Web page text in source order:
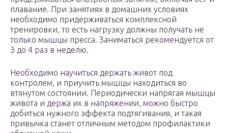
плавание. При занятиях в домашних условиях
необходимо придерживаться комплексной
тренировки, то есть нагрузку должны получать не
только мышцы пресса. Заниматься рекомендуется от
3 до 4 раз в неделю.
Необходимо научиться держать живот под
контролем, и приучить мышцы находиться во
втянутом состоянии. Периодически напрягая мышцы
живота и держа их в напряжении, можно быстро
добиться нужного эффекта подтягивания, и такая
привычка станет отличным методом профилактики